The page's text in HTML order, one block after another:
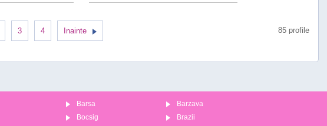
3 4 Inainte 85 profile
Barsa
Barzava
Bocsig
Brazii